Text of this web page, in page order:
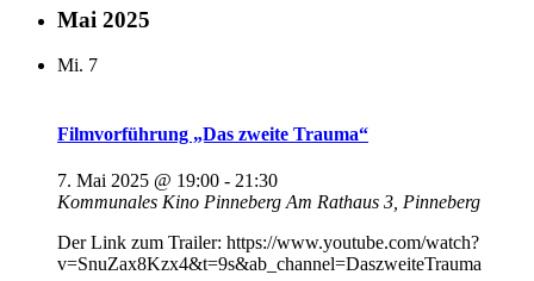
Mai 2025
Mi. 7
Filmvorführung „Das zweite Trauma“
7. Mai 2025 @ 19:00 - 21:30
Kommunales Kino Pinneberg Am Rathaus 3, Pinneberg
Der Link zum Trailer: https://www.youtube.com/watch?
v=SnuZax8Kzx4&t=9s&ab_channel=DaszweiteTrauma